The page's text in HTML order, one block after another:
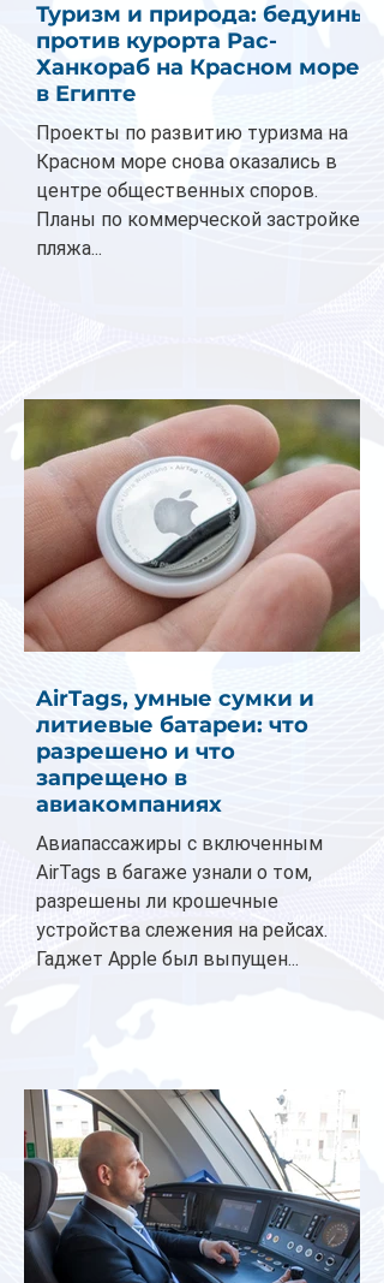
Туризм и природа: бедуины
против курорта Рас-
Ханкораб на Красном море
в Египте
Проекты по развитию туризма на
Красном море снова оказались в
центре общественных споров.
Планы по коммерческой застройке
пляжа...
AirTags, умные сумки и
литиевые батареи: что
разрешено и что
запрещено в
авиакомпаниях
Авиапассажиры с включенным
AirTags в багаже узнали о том,
разрешены ли крошечные
устройства слежения на рейсах.
Гаджет Apple был выпущен...